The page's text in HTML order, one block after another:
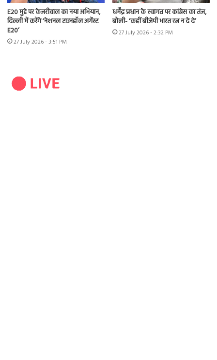
E20 मुद्दे पर केजरीवाल का नया अभियान,
दिल्ली में करेंगे ‘नेशनल टाउनहॉल अगेंस्ट
E20’
27 July 2026 - 3:51 PM
धर्मेंद्र प्रधान के स्वागत पर कांग्रेस का तंज,
बोली- ‘कहीं बीजेपी भारत रत्न न दे दे’
27 July 2026 - 2:32 PM